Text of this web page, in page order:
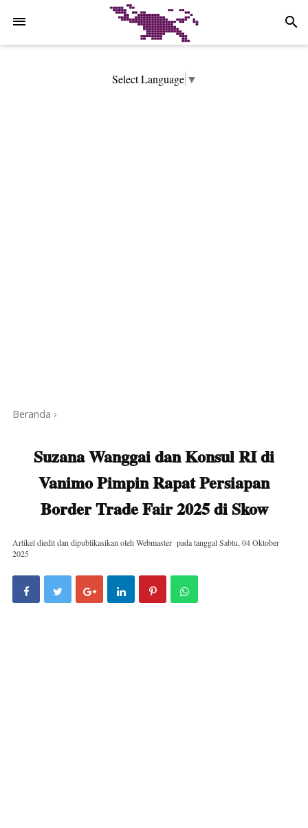
search
Select Language ▼
Beranda ›
Suzana Wanggai dan Konsul RI di
Vanimo Pimpin Rapat Persiapan
Border Trade Fair 2025 di Skow
Artikel diedit dan dipublikasikan oleh Webmaster pada tanggalSabtu, 04 Oktober
2025